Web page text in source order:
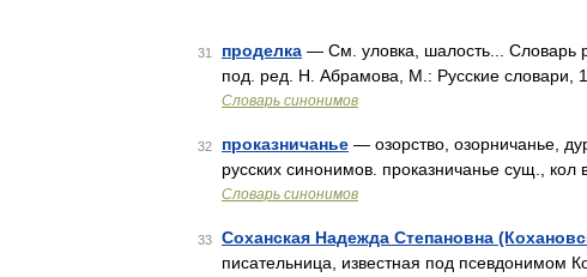
31 проделка — См. уловка, шалость... Словарь
под. ред. Н. Абрамова, М.: Русские словари,
Словарь синонимов
32 проказничанье — озорство, озорничанье,
русских синонимов. проказничанье сущ., кол
Словарь синонимов
33 Соханская Надежда Степановна
писательница, известная под псевдонимом